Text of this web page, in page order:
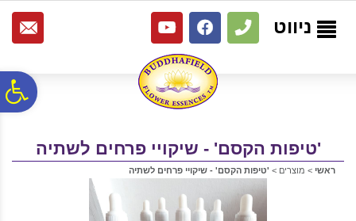
נגישות
אתר
המרכזי
ניווט
'טיפות הקסם' - שיקויי פרחים לשתיה
ראשי > מוצרים > 'טיפות הקסם' - שיקויי פרחים לשתיה